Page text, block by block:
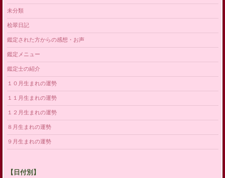
未分類
桧翠日記
鑑定された方からの感想・お声
鑑定メニュー
鑑定士の紹介
１０月生まれの運勢
１１月生まれの運勢
１２月生まれの運勢
８月生まれの運勢
９月生まれの運勢
【日付別】